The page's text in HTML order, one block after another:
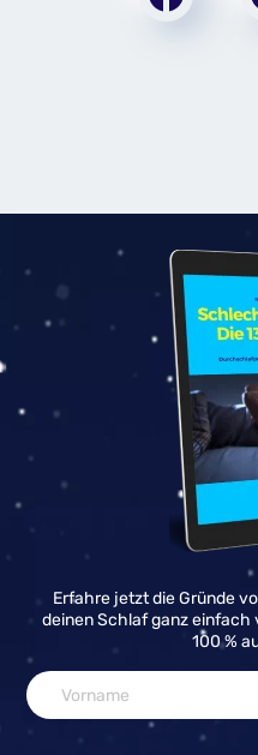
Erfahre jetzt die Gründe
deinen Schlaf ganz einfach
100 %